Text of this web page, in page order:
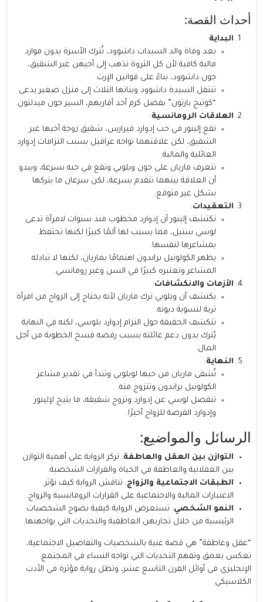
أحداث القصة:
البداية:
بعد وفاة والد السيدات داشوود، تُترك الأسرة بدون موارد
مالية كافية لأن كل الثروة تذهب إلى أخيهن غير الشقيق،
جون داشوود، بناءً على قوانين الإرث.
تنتقل السيدة داشوود وبناتها الثلاث إلى منزل صغير يدعى
“كوتيج بارتون” بفضل كرم أحد أقاربهم، السير جون ميدلتون.
العلاقات الرومانسية:
تقع إلينور في حب إدوارد فيرارس، شقيق زوجة أخيها غير
الشقيق، لكن علاقتهما تواجه عراقيل بسبب التزامات إدوارد
العائلية والمالية.
تتعرف ماريان على جون ويلوبي وتقع في حبه بسرعة، ويبدو
أن العلاقة بينهما تتقدم بسرعة، لكن سرعان ما يتركها
بشكل غير متوقع.
التعقيدات:
تكتشف إلينور أن إدوارد مخطوب منذ سنوات لامرأة تدعى
لوسي ستيل، مما يسبب لها ألمًا كبيرًا لكنها تحتفظ
بمشاعرها لنفسها.
يظهر الكولونيل براندون اهتمامًا بماريان، لكنها لا تبادله
المشاعر وتعتبره كبيرًا في السن وغير رومانسي.
الأزمات والانكشافات:
يكتشف أن ويلوبي ترك ماريان لأنه يحتاج إلى الزواج من امرأة
ثرية لتسوية ديونه.
تتكشف الحقيقة حول التزام إدوارد بلوسي، لكنه في النهاية
يُترك بدون دعم عائلته بسبب رفضه فسخ الخطوبة من أجل
المال.
النهاية:
تُشفى ماريان من حبها لويلوبي وتبدأ في تقدير مشاعر
الكولونيل براندون وتتزوج منه.
تنفصل لوسي عن إدوارد وتزوج شقيقه، ما يتيح لإلينور
وإدوارد الفرصة للزواج أخيرًا.
الرسائل والمواضيع:
التوازن بين العقل والعاطفة: تركز الرواية على أهمية التوازن
بين العقلانية والعاطفة في الحياة والقرارات الشخصية.
الطبقات الاجتماعية والزواج: تناقش الرواية كيف تؤثر
الاعتبارات المالية والاجتماعية على القرارات الرومانسية والزواج.
النمو الشخصي: تستعرض الرواية كيفية نضوج الشخصيات
الرئيسية من خلال تجاربهن العاطفية والتحديات التي يواجهنها.
“عقل وعاطفة” هي قصة غنية بالشخصيات والتفاصيل الاجتماعية،
تعكس بعمق وتفهم التحديات التي تواجه النساء في المجتمع
الإنجليزي في أوائل القرن التاسع عشر، وتظل رواية مؤثرة في الأدب
الكلاسيكي